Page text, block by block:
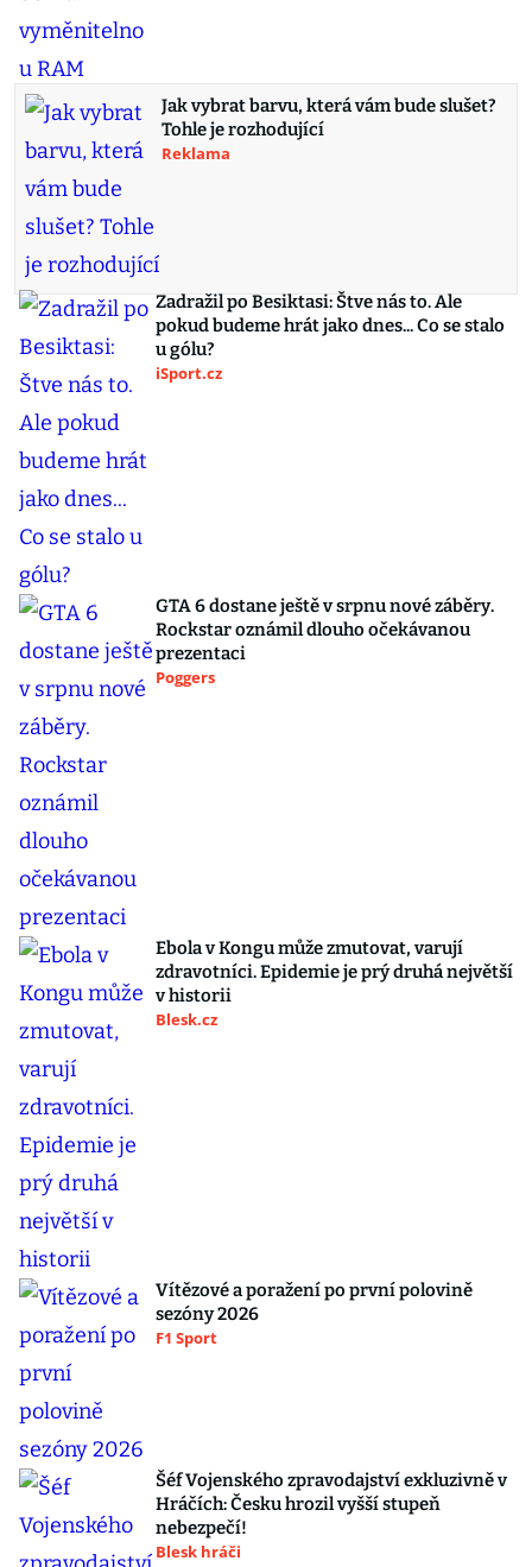
Jak vybrat barvu, která vám bude slušet?
Tohle je rozhodující
Reklama
Zadražil po Besiktasi: Štve nás to. Ale
pokud budeme hrát jako dnes... Co se stalo
u gólu?
iSport.cz
GTA 6 dostane ještě v srpnu nové záběry.
Rockstar oznámil dlouho očekávanou
prezentaci
Poggers
Ebola v Kongu může zmutovat, varují
zdravotníci. Epidemie je prý druhá největší
v historii
Blesk.cz
Vítězové a poražení po první polovině
sezóny 2026
F1 Sport
Šéf Vojenského zpravodajství exkluzivně v
Hráčích: Česku hrozil vyšší stupeň
nebezpečí!
Blesk hráči